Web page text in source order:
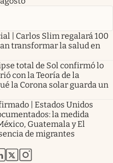
| Carlos Slim regalará 100
transformar la salud en
total de Sol confirmó lo
con la Teoría de la
la Corona solar guarda un
| Estados Unidos
la medida
Guatemala y El
de migrantes
nueva pestaña
en nueva pestaña
abre en nueva pestaña
abre en nueva pestaña
abre en nueva pestaña